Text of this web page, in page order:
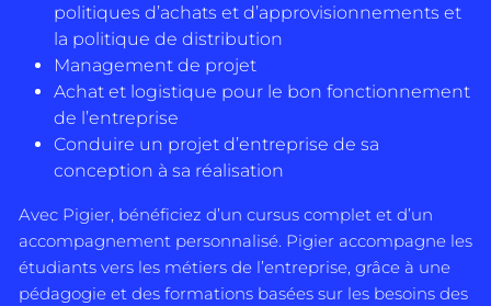
politiques d’achats et d’approvisionnements et
la politique de distribution
Management de projet
Achat et logistique pour le bon fonctionnement
de l’entreprise
Conduire un projet d’entreprise de sa
conception à sa réalisation
Avec Pigier, bénéficiez d’un cursus complet et d’un
accompagnement personnalisé. Pigier accompagne les
étudiants vers les métiers de l’entreprise, grâce à une
pédagogie et des formations basées sur les besoins des